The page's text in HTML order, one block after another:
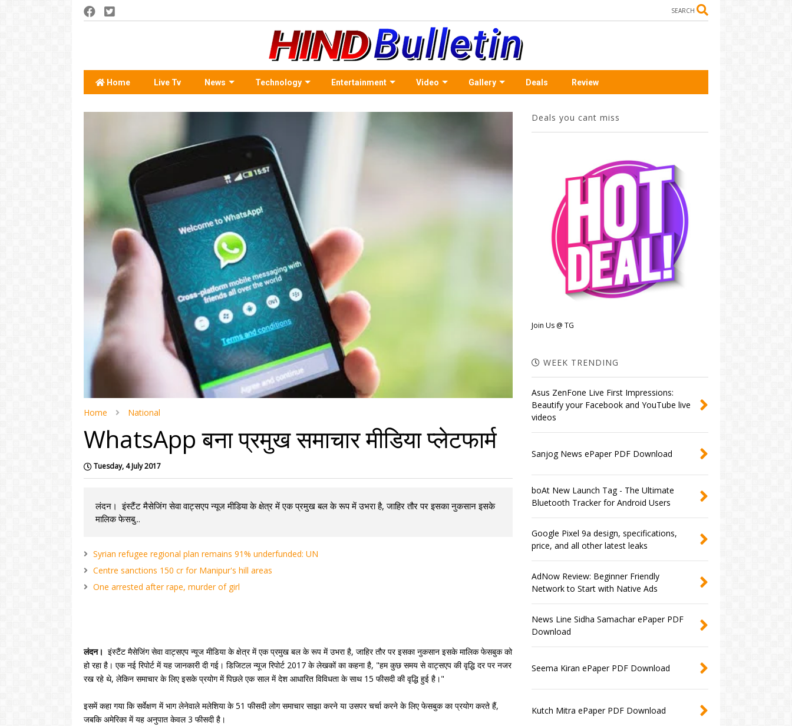
SEARCH
Home Live Tv News Technology Entertainment Video Gallery Deals Review
Home National
WhatsApp बना प्रमुख समाचार मीडिया प्लेटफार्म
Tuesday, 4 July 2017
लंदन। इंस्टैंट मैसेजिंग सेवा वाट्सएप न्यूज मीडिया के क्षेत्र में एक प्रमुख बल के रूप में उभरा है, जाहिर तौर पर इसका नुकसान इसके
मालिक फेसबु...
Syrian refugee regional plan remains 91% underfunded: UN
Centre sanctions 150 cr for Manipur's hill areas
One arrested after rape, murder of girl
लंदन। इंस्टैंट मैसेजिंग सेवा वाट्सएप न्यूज मीडिया के क्षेत्र में एक प्रमुख बल के रूप में उभरा है, जाहिर तौर पर इसका नुकसान इसके मालिक फेसबुक को
हो रहा है। एक नई रिपोर्ट में यह जानकारी दी गई। डिजिटल न्यूज रिपोर्ट 2017 के लेखकों का कहना है, "हम कुछ समय से वाट्सएप की वृद्धि दर पर नजर
रख रहे थे, लेकिन समाचार के लिए इसके प्रयोग में पिछले एक साल में देश आधारित विविधता के साथ 15 फीसदी की वृद्धि हुई है।"
इसमें कहा गया कि सर्वेक्षण में भाग लेनेवाले मलेशिया के 51 फीसदी लोग समाचार साझा करने या उसपर चर्चा करने के लिए फेसबुक का प्रयोग करते हैं,
जबकि अमेरिका में यह अनुपात केवल 3 फीसदी है।
Deals you cant miss
Join Us @ TG
WEEK TRENDING
Asus ZenFone Live First Impressions:
Beautify your Facebook and YouTube live
videos
Sanjog News ePaper PDF Download
boAt New Launch Tag - The Ultimate
Bluetooth Tracker for Android Users
Google Pixel 9a design, specifications,
price, and all other latest leaks
AdNow Review: Beginner Friendly
Network to Start with Native Ads
News Line Sidha Samachar ePaper PDF
Download
Seema Kiran ePaper PDF Download
Kutch Mitra ePaper PDF Download